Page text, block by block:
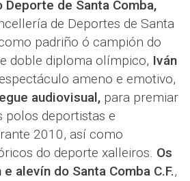
Deporte de Santa Comba,
de Deportes de Santa
padriño ó campión do
doble diploma olímpico, Iván
ameno e emotivo,
audiovisual, para premiar
polos deportistas e
2010, así como
do deporte xalleiros. Os
alevín do Santa Comba C.F.,